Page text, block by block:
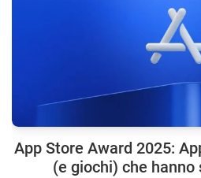
App Store Award 2025:
(e giochi) che hanno